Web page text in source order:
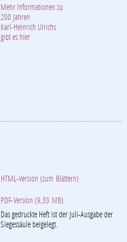
Mehr Informationen zu
200 Jahren
Karl-Heinrich Ulrichs
gibt es hier
HTML-Version (zum Blättern)
PDF-Version (9,33 MB)
Das gedruckte Heft ist der Juli-Ausgabe der
Siegessäule beigelegt.